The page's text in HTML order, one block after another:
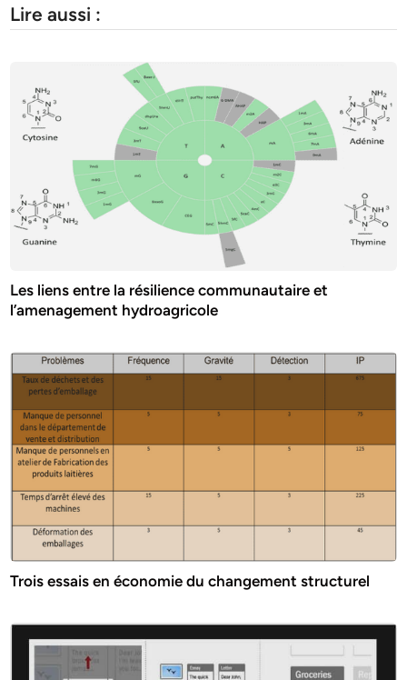
Lire aussi :
Les liens entre la résilience communautaire et
l’amenagement hydroagricole
Trois essais en économie du changement structurel